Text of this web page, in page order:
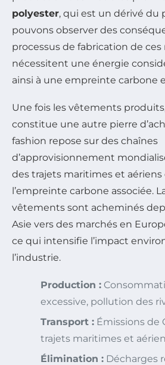
polyester, qui est un dérivé du
pouvons observer des
processus de fabrication de
nécessitent une énergie
ainsi à une empreinte carbone
Une fois les vêtements
constitue une autre pierre
fashion repose sur des chaînes
d’approvisionnement
des trajets maritimes et
l’empreinte carbone associée.
vêtements sont acheminés
Asie vers des marchés en
ce qui intensifie l’impact
l’industrie.
Production :
excessive, pollution des
Transport : Émissions de
trajets maritimes et
Élimination : Décharges